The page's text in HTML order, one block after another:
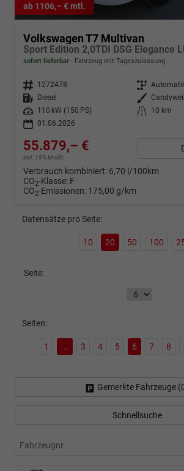
ab 1106,– € mtl.
Volkswagen T7 Multivan
Sport Edition 2,0TDI DSG Elegance
sofort lieferbar Fahrzeug mit Tageszulassung
Fahrzeugnr. 1272478 Getriebe
Kraftstoff
Diesel Außenfarbe
Leistung
110 kW (150 PS) Kilometerstand
10 km
01.06.2026
55.879,– €
incl. 19% MwSt.
Verbrauch kombiniert: 6,70 l/100km
CO2-Klasse: F
CO2-Emissionen: 175,00 g/km
Datensätze pro Seite:
10 20 50 100
Seite:
Seiten:
1 ... 3 4 5 6 7 8
Gemerkte Fahrzeuge (
Schnellsuche
Fahrzeugnr.